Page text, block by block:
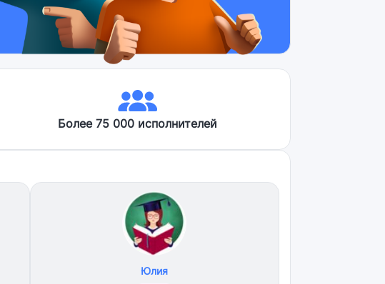
Более 75 000 исполнителей
Юлия